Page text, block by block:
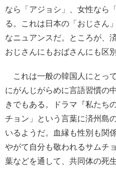
なら「アジョシ」、女性なら
る。これは日本の「おじさん
なニュアンスだ。ところが、
おじさんにもおばさんにも区
これは一般の韓国人にとっ
にがんじがらめに言語習慣の
きでもある。ドラマ『私たち
チョン」という言葉に済州島
いるようだ。血縁も性別も関
やがて自分も敬われるサムチ
葉などを通して、共同体の死